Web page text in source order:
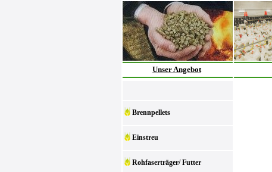
Unser Angebot
Brennpellets
Einstreu
Rohfaserträger/ Futter